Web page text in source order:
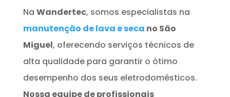
Na Wandertec, somos especialistas na
manutenção de lava e seca no São
Miguel, oferecendo serviços técnicos de
alta qualidade para garantir o ótimo
desempenho dos seus eletrodomésticos.
Nossa equipe de profissionais